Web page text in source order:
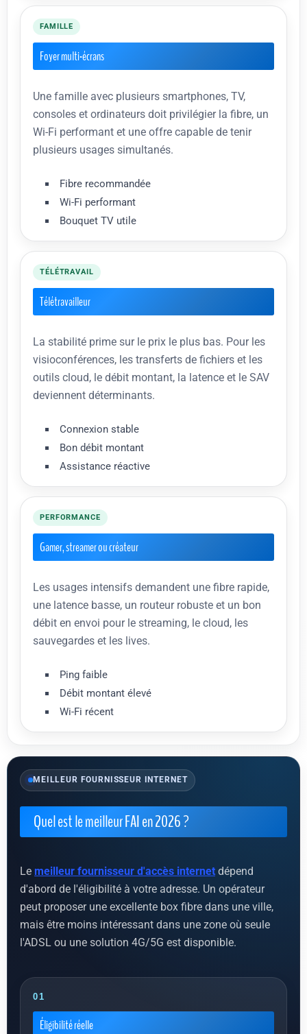
FAMILLE
Foyer multi-écrans
Une famille avec plusieurs smartphones, TV,
consoles et ordinateurs doit privilégier la fibre, un
Wi-Fi performant et une offre capable de tenir
plusieurs usages simultanés.
Fibre recommandée
Wi-Fi performant
Bouquet TV utile
TÉLÉTRAVAIL
Télétravailleur
La stabilité prime sur le prix le plus bas. Pour les
visioconférences, les transferts de fichiers et les
outils cloud, le débit montant, la latence et le SAV
deviennent déterminants.
Connexion stable
Bon débit montant
Assistance réactive
PERFORMANCE
Gamer, streamer ou créateur
Les usages intensifs demandent une fibre rapide,
une latence basse, un routeur robuste et un bon
débit en envoi pour le streaming, le cloud, les
sauvegardes et les lives.
Ping faible
Débit montant élevé
Wi-Fi récent
MEILLEUR FOURNISSEUR INTERNET
Quel est le meilleur FAI en 2026 ?
Le meilleur fournisseur d'accès internet dépend
d'abord de l'éligibilité à votre adresse. Un opérateur
peut proposer une excellente box fibre dans une ville,
mais être moins intéressant dans une zone où seule
l'ADSL ou une solution 4G/5G est disponible.
01
Éligibilité réelle